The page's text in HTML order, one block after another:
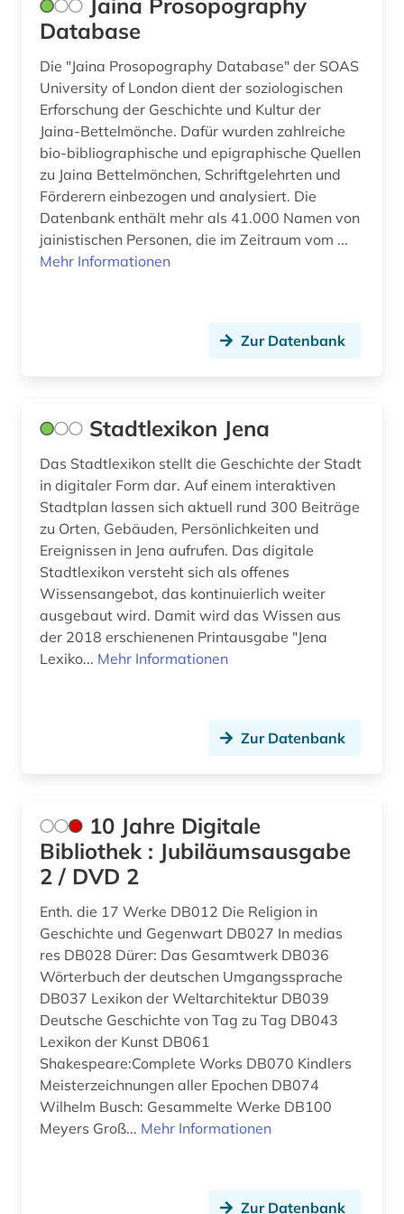
altgutnisch (1)
altisländisch (1)
altkarte (1)
altnorwegisch (1)
altokzitanisch (1)
altorientalistik (2)
american numismatic society (2)
amerika (31)
amerika + schwarze (1)
amerikanische geschichte (7)
amerikanische revolution (1)
amerikanistik (3)
analysen (1)
anarchie (1)
anarchismus (1)
anarchosyndikalismus (1)
anatomie (1)
anden (1)
andreas (1)
anfänge - 1965 (1)
anglo-amerikanische beziehungen (1)
Polen (50)
Rheinland-Pfalz (11)
Roemisches Reich (16)
Rumänien (13)
Russland, Sowjetunion (89)
Saarland (4)
Schweiz (33)
Serbien (11)
Skandinavien (9)
Slowakei (21)
Slowenien (12)
Spanien (17)
Suedamerika (36)
Tschechische Republik (33)
Tuerkei (12)
USA (137)
Ukraine (25)
Ungarn (25)
Vatikanstadt (3)
Zypern (2)
Jaina Prosopography
Database
Die "Jaina Prosopography Database" der SOAS
University of London dient der soziologischen
Erforschung der Geschichte und Kultur der
Jaina-Bettelmönche. Dafür wurden zahlreiche
bio-bibliographische und epigraphische Quellen
zu Jaina Bettelmönchen, Schriftgelehrten und
Förderern einbezogen und analysiert. Die
Datenbank enthält mehr als 41.000 Namen von
jainistischen Personen, die im Zeitraum vom ...
Mehr Informationen
Zur Datenbank
Stadtlexikon Jena
Das Stadtlexikon stellt die Geschichte der Stadt
in digitaler Form dar. Auf einem interaktiven
Stadtplan lassen sich aktuell rund 300 Beiträge
zu Orten, Gebäuden, Persönlichkeiten und
Ereignissen in Jena aufrufen. Das digitale
Stadtlexikon versteht sich als offenes
Wissensangebot, das kontinuierlich weiter
ausgebaut wird. Damit wird das Wissen aus
der 2018 erschienenen Printausgabe "Jena
Lexiko... Mehr Informationen
Zur Datenbank
10 Jahre Digitale
Bibliothek : Jubiläumsausgabe
2 / DVD 2
Enth. die 17 Werke DB012 Die Religion in
Geschichte und Gegenwart DB027 In medias
res DB028 Dürer: Das Gesamtwerk DB036
Wörterbuch der deutschen Umgangssprache
DB037 Lexikon der Weltarchitektur DB039
Deutsche Geschichte von Tag zu Tag DB043
Lexikon der Kunst DB061
Shakespeare:Complete Works DB070 Kindlers
Meisterzeichnungen aller Epochen DB074
Wilhelm Busch: Gesammelte Werke DB100
Meyers Groß... Mehr Informationen
Zur Datenbank